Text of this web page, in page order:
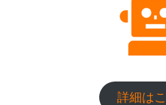
詳細は